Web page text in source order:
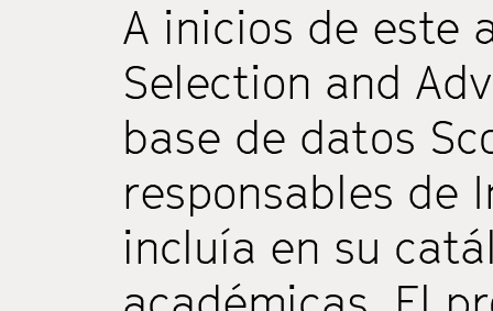
A inicios de este
Selection and
base de datos
responsables de
incluía en su